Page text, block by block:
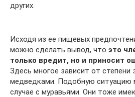
других.
Исходя из ее пищевых
можно сделать вывод, что это
только вредит, но и приносит
Здесь многое зависит от степени
медведками. Подобную ситуацию
случае с муравьями. Они тоже